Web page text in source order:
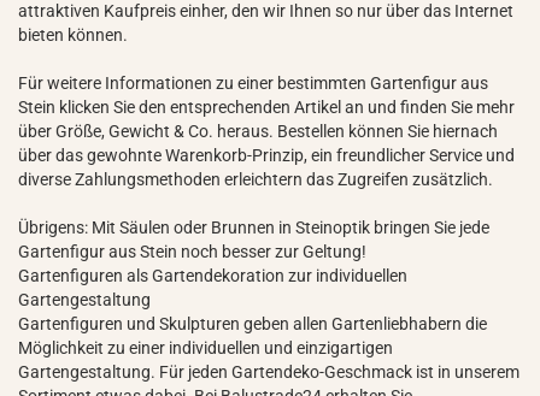
attraktiven Kaufpreis einher, den wir Ihnen so nur über das Internet
bieten können.
Für weitere Informationen zu einer bestimmten Gartenfigur aus
Stein klicken Sie den entsprechenden Artikel an und finden Sie mehr
über Größe, Gewicht & Co. heraus. Bestellen können Sie hiernach
über das gewohnte Warenkorb-Prinzip, ein freundlicher Service und
diverse Zahlungsmethoden erleichtern das Zugreifen zusätzlich.
Übrigens: Mit Säulen oder Brunnen in Steinoptik bringen Sie jede
Gartenfigur aus Stein noch besser zur Geltung!
Gartenfiguren als Gartendekoration zur individuellen
Gartengestaltung
Gartenfiguren und Skulpturen geben allen Gartenliebhabern die
Möglichkeit zu einer individuellen und einzigartigen
Gartengestaltung. Für jeden Gartendeko-Geschmack ist in unserem